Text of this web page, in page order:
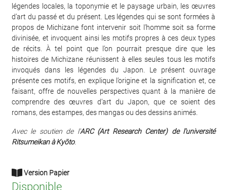
légendes locales, la toponymie et le paysage urbain, les œuvres
d’art du passé et du présent. Les légendes qui se sont formées à
propos de Michizane font intervenir soit l’homme soit sa forme
divinisée, et invoquent ainsi les motifs propres à ces deux types
de récits. À tel point que l’on pourrait presque dire que les
histoires de Michizane réunissent à elles seules tous les motifs
invoqués dans les légendes du Japon. Le présent ouvrage
présente ces motifs, en explique l’origine et la signification et, ce
faisant, offre de nouvelles perspectives quant à la manière de
comprendre des œuvres d’art du Japon, que ce soient des
romans, des estampes, des mangas ou des dessins animés.
Avec le soutien de l'ARC (Art Research Center) de l'université
Ritsumeikan à Kyōto.
Version Papier
Disponible